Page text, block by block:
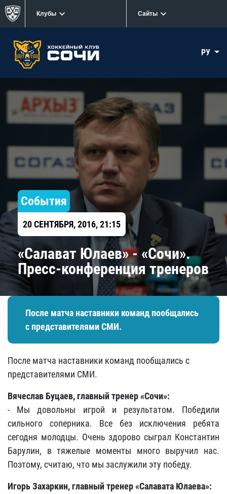
Клубы Сайты
РУ
События
20 СЕНТЯБРЯ, 2016, 21:15
«Салават Юлаев» - «Сочи».
Пресс-конференция тренеров
После матча наставники команд пообщались
с представителями СМИ.
После матча наставники команд пообщались с
представителями СМИ.
Вячеслав Буцаев, главный тренер «Сочи»:
- Мы довольны игрой и результатом. Победили
сильного соперника. Все без исключения ребята
сегодня молодцы. Очень здорово сыграл Константин
Барулин, в тяжелые моменты много выручил нас.
Поэтому, считаю, что мы заслужили эту победу.
Игорь Захаркин, главный тренер «Салавата Юлаева»: